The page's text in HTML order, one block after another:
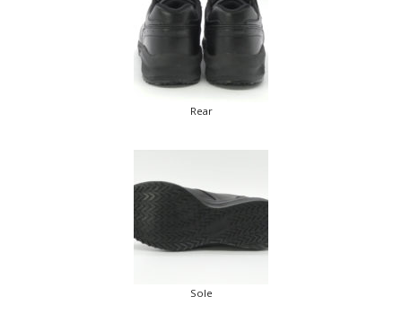
Rear
Sole